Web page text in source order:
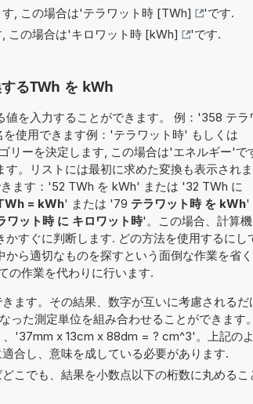
, この場合は'テラワット時 [TWh]
'です.
この場合は'キロワット時 [kWh] 'です.
るTWh を kWh
を入力することができます。 例：'358 テラ
使用できます例：'テラワット時' もしくは
リーを決定します, この場合は'エネルギー'で
。リストには最初に求めた変換も表示されま
ます：'52 TWh を kWh' または '32 TWh に
= kWh' または '79 テラワット時 を kWh'
ワット時 に キロワット時'。この場合、計算機
すぐに判断します. どの方法を使用するにし
ら適切なものを探すという面倒な作業を省く
の作業を代わりに行います.
ます。その結果、数字が互いに考慮されるだ
た測定単位を組み合わせることができます。
'37mm x 13cm x 88dm = ? cm^3'。上記のよ
合し、意味を成している必要があります.
こでも、結果を小数点以下の桁数に丸めるこ